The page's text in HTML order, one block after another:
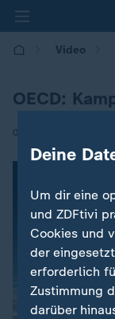
Video
OECD:
08.06.2017 | 09:21
Deine
Um dir eine
und ZDFtivi
Cookies und
der
erforderlich
Zustimmung
darüber